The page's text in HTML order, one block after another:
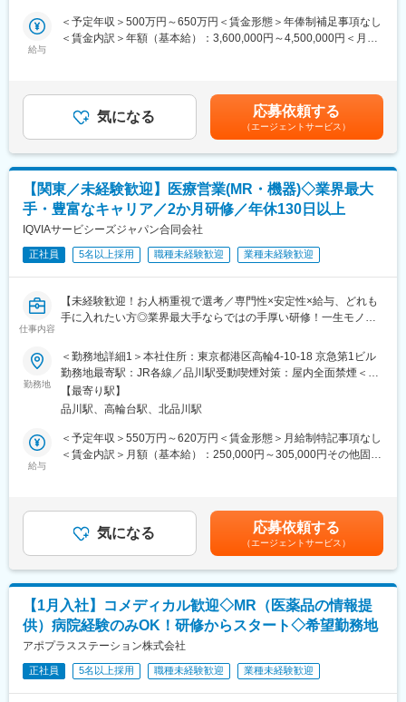
営業職が目指せます。
にくく、安定した売上を誇っています。
・当社は、東証プライム上場以来、10期連続で増収中のクオール
グループに属しており、主力事業を担っています。
＜社会貢献度の高さ＞
自身の売上・営業活動が患者さんのQOLの向上や病気から救うこ
とに繋がるため、やりがいをもって営業できます。
＜頑張りは適切に評価＞
成果に応じた評価制度が整っており、頑張り次第で大幅な年収UP
も目指せます。
■福利厚生（転勤を伴う場合）：
＜社宅制度（法人契約）＞
・入居時の引越し費用：会社負担（会社指定業者）
変更の範囲：会社の定める業務
ます。
これまでの経験を活かして新たなフィールドで活躍したい方を歓
■夜勤なし！日勤・土日祝休みで働き方改善・ワークライフバラン
スの両立が叶う！
■明確な評価制度あり！自身の成果や頑張りが客観的に評価され、
年収に反映されます。また、在籍年数が増えると永年勤続報奨金
や四半期一時金などの手当もアップします。つまり、やりがいや
努力がきちんと報われる報酬制度になっています。
《丁寧な研修・支援体制で成長を応援！》
入社後は2カ月間の研修制度がありますので、未経験の方も安心し
てご応募ください！同期社員と一緒に集中的に研修を行い、その
また、配属後も一人ひとりの知識とスキルレベルを上げるために
様々な研修をご用意しています。
《あなたの想いを実現する豊富なキャリアプランとサポート体
制！》
志向性やその時の環境に応じてや「１つの領域で専門性を高め
る」「幅広い疾患をカバーできるオールラウンダーになる」「本
社部門（マネージャー、研修部門など）へのキャリアチェンジ」
など幅広いキャリアプランがあります。また、弊社のマネージャ
ーのほとんどは、MRからキャリアをチェンジしているメンバーで
《職種に関して》
■MRとは主に医師や薬剤師等へ、担当製品の情報提供を行いま
す。担当施設の患者様に応じた情報提供や、担当製品の処方後の
変更の範囲：会社の定める業務
給与
＜予定年収＞500万円～650万円＜賃金形態＞年俸制補足事項なし
＜賃金内訳＞年額（基本給）：3,600,000円～4,500,000円＜月額
動・四半期一時金：10万円（四半期に1回、10万円程度支給）※た
だし支給条件有。他、永続勤務報奨金（3年勤務5万円支給、5年
勤務10万円…）ございます。賃金はあくまでも目安の金額であ
り、選考を通じて上下する可能性があります。月給(月額)は固定手
当を含めた表記です。
気になる 応募依頼する
（エージェントサービス）
【関東／未経験歓迎】医療営業(MR・機器)◇業界最大
手・豊富なキャリア／2か月研修／年休130日以上
IQVIAサービシーズジャパン合同会社
正社員 5名以上採用 職種未経験歓迎 業種未経験歓迎
仕事内容
【未経験歓迎！お人柄重視で選考／専門性×安定性×給与、どれも
手に入れたい方◎業界最大手ならではの手厚い研修！一生モノの
パス豊富】
＼そもそも「MR」とは？／
「医薬情報提供者」と呼ばれる専門資格を取得して活動する営業
職です。IQVIAのお客様である国内医薬品メーカーにて、医薬品の
営業活動を行っていただきます。
人々の命を守る商材に携わるため、社会貢献性と安定性を兼ね備
まずはご入社から2か月間MR導入研修を受講し、MR資格を取得
していただきます。
資格取得と聞くとハードルが高く思われる方もいるかもしれませ
文理問わず一から学べる環境を整えているため、専門知識は入社
後に身に付ける意欲があれば問題ございません。
社員の活躍事例についての詳細は、是非こちらのURLも併せてご
覧ください。
https://healthcarecareerpark.iqvia.com/
■具体的な業務
勤務地
＜勤務地詳細1＞本社住所：東京都港区高輪4-10-18 京急第1ビル
勤務地最寄駅：JR各線／品川駅受動喫煙対策：屋内全面禁煙＜勤
務地詳細2＞関東エリア住所：関東(東京都、神奈川県、千葉県、
埼玉県、群馬県、茨城県)/選考を通じて決定します。 受動喫煙対
ずる）変更の範囲：会社の定める事業所
【最寄り駅】
品川駅、高輪台駅、北品川駅
給与
＜予定年収＞550万円～620万円＜賃金形態＞月給制特記事項なし
＜賃金内訳＞月額（基本給）：250,000円～305,000円その他固定
手当支給する。【補足】プロジェクト稼働手当(35,000円)、外勤
日当（1日1,500円／外勤3.5時間以上）■変動賞与制（6月・12
月・3月）※平均実績6ヶ月分■インセンティブ：3月（対象者）賃
金はあくまでも目安の金額であり、選考を通じて上下する可能性
があります。月給(月額)は固定手当を含めた表記です。
気になる 応募依頼する
（エージェントサービス）
【1月入社】コメディカル歓迎◇MR（医薬品の情報提
供）病院経験のみOK！研修からスタート◇希望勤務地
アポプラスステーション株式会社
正社員 5名以上採用 職種未経験歓迎 業種未経験歓迎